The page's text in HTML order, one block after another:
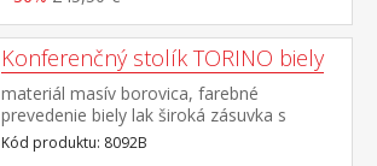
Konferenčný stolík TORINO biely
materiál masív borovica, farebné
prevedenie biely lak široká zásuvka s
kovovými pojazdmi
Kód produktu: 8092B